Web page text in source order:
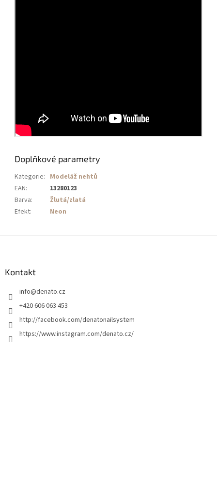
Doplňkové parametry
Kategorie: Modeláž nehtů
EAN:
13280123
Barva:
Žlutá/zlatá
Efekt: Neon
Kontakt
info@denato.cz
+420 606 063 453
http://facebook.com/denatonailsystem
https://www.instagram.com/denato.cz/